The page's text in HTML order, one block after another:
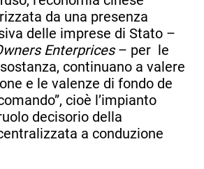
da una presenza
delle imprese di Stato –
Enterprices– per le
continuano a valere
e le valenze di fondo de
cioè l’impianto
decisorio della
a conduzione